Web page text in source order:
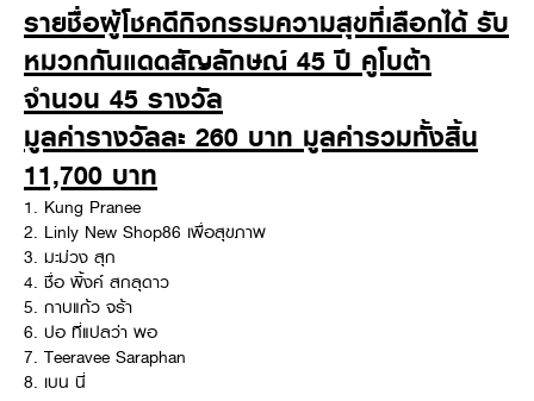
รายชื่อผู้โชคดีกิจกรรมความสุขที่เลือกได้ รับ
หมวกกันแดดสัญลักษณ์ 45 ปี คูโบต้า
จำนวน 45 รางวัล
มูลค่ารางวัลละ 260 บาท มูลค่ารวมทั้งสิ้น
11,700 บาท
1. Kung Pranee
2. Linly New Shop86 เพื่อสุขภาพ
3. มะม่วง สุก
4. ชื่อ พิ้งค์ สกลุดาว
5. กาบแก้ว จร้า
6. ปอ ที่แปลว่า พอ
7. Teeravee Saraphan
8. เบน นี่